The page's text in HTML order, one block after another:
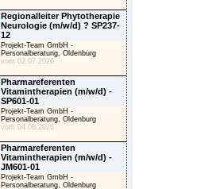
Regionalleiter Phytotherapie
Neurologie (m/w/d) ? SP237-
12
Projekt-Team GmbH -
Personalberatung, Oldenburg
vom 02.07.2026
Pharmareferenten
Vitamintherapien (m/w/d) -
SP601-01
Projekt-Team GmbH -
Personalberatung, Oldenburg
vom 04.06.2026
Pharmareferenten
Vitamintherapien (m/w/d) -
JM601-01
Projekt-Team GmbH -
Personalberatung, Oldenburg